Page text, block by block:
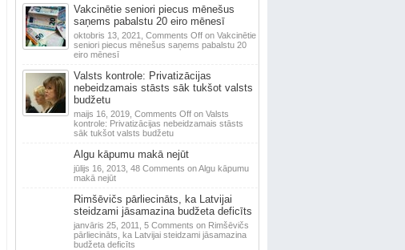
Vakcinētie seniori piecus mēnešus
saņems pabalstu 20 eiro mēnesī
oktobris 13, 2021, Comments Offon Vakcinētie
seniori piecus mēnešus saņems pabalstu 20
eiro mēnesī
Valsts kontrole: Privatizācijas
nebeidzamais stāsts sāk tukšot valsts
budžetu
maijs 16, 2019, Comments Offon Valsts
kontrole: Privatizācijas nebeidzamais stāsts
sāk tukšot valsts budžetu
Algu kāpumu makā nejūt
jūlijs 16, 2013, 48 Comments on Algu kāpumu
makā nejūt
Rimšēvičs pārliecināts, ka Latvijai
steidzami jāsamazina budžeta deficīts
janvāris 25, 2011, 5 Comments on Rimšēvičs
pārliecināts, ka Latvijai steidzami jāsamazina
budžeta deficīts